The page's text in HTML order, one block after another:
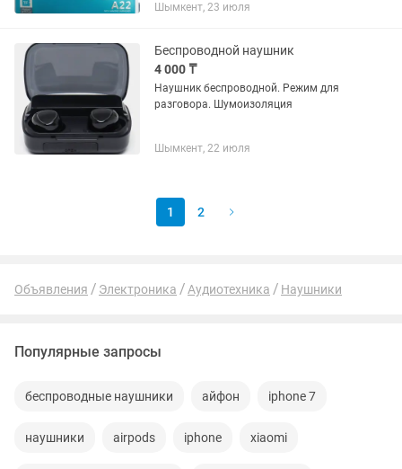
Шымкент, 23 июля
Беспроводной наушник
4 000 ₸
Наушник беспроводной. Режим для
разговора. Шумоизоляция
Шымкент, 22 июля
1 2
Объявления Электроника Аудиотехника Наушники
Популярные запросы
беспроводные наушники айфон iphone 7
наушники airpods iphone xiaomi